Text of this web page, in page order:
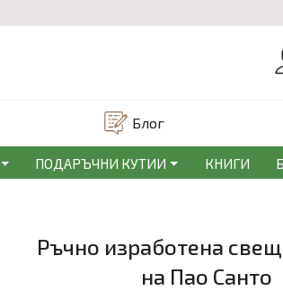
Блог
ПОДАРЪЧНИ КУТИИ КНИГИ
Ръчно изработена
на Пао Санто